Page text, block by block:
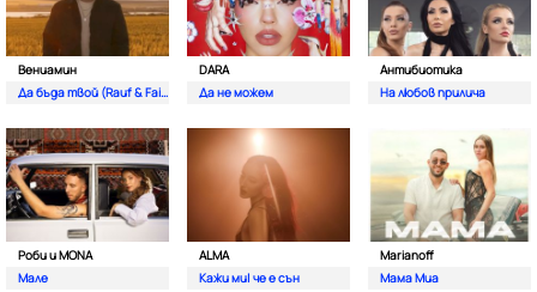
Вениамин
Да бъда твой (Rauf & Faik)
DARA
Да не можем
Антибиотика
На любов прилича
Роби и MONA
Мале
ALMA
Кажи ми| че е сън
Marianoff
Мама Миа